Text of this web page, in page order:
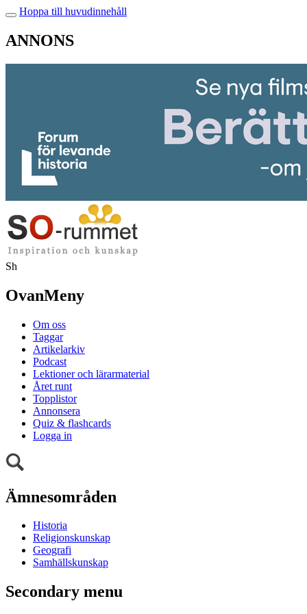
Hoppa till huvudinnehåll
ANNONS
Sh
OvanMeny
Om oss
Taggar
Artikelarkiv
Podcast
Lektioner och lärarmaterial
Året runt
Topplistor
Annonsera
Quiz & flashcards
Logga in
Ämnesområden
Historia
Religionskunskap
Geografi
Samhällskunskap
Secondary menu